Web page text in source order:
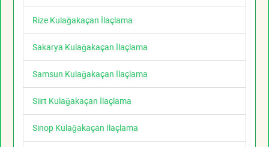
Rize Kulağakaçan İlaçlama
Sakarya Kulağakaçan İlaçlama
Samsun Kulağakaçan İlaçlama
Siirt Kulağakaçan İlaçlama
Sinop Kulağakaçan İlaçlama